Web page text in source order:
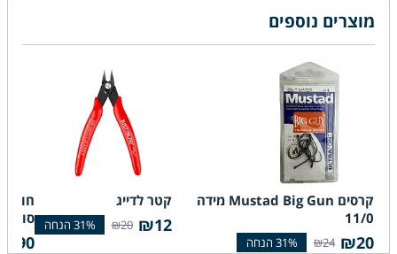
מוצרים נוספים
קרסים Mustad Big Gun מידה
11/0
₪20
₪24
קטר לדייג
₪12
₪20 סוג 0.23mm 9.482LB